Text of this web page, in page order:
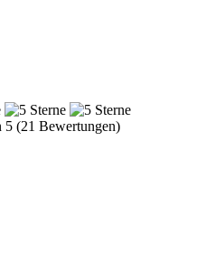
5 (21 Bewertungen)